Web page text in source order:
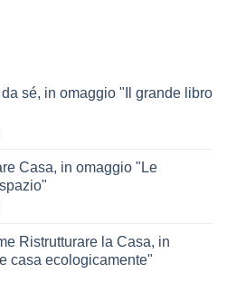
sé, in omaggio "Il grande libro
Casa, in omaggio "Le
attuale
è:
Ristrutturare la Casa, in
casa ecologicamente"